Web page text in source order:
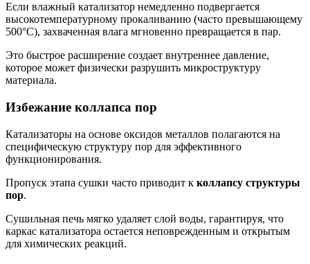
Если влажный катализатор немедленно подвергается
высокотемпературному прокаливанию (часто превышающему
500°C), захваченная влага мгновенно превращается в пар.
Это быстрое расширение создает внутреннее давление,
которое может физически разрушить микроструктуру
материала.
Избежание коллапса пор
Катализаторы на основе оксидов металлов полагаются на
специфическую структуру пор для эффективного
функционирования.
Пропуск этапа сушки часто приводит к коллапсу структуры
пор.
Сушильная печь мягко удаляет слой воды, гарантируя, что
каркас катализатора остается неповрежденным и открытым
для химических реакций.